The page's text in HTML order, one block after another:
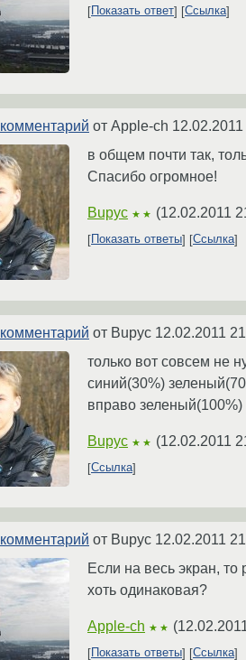
Показать ответ Ссылка
комментарий от Apple-ch
в общем почти так,
Спасибо огромное!
Bupyc ★★ (12.02.2011
Показать ответы
Ссылка
комментарий от Bupyc 12.02.2011
только вот совсем не
синий(30%)
вправо зеленый(100%)
Bupyc ★★ (12.02.2011
Ссылка
комментарий от Bupyc 12.02.2011
Если на весь экран,
хоть одинаковая?
Apple-ch ★★ (
Показать ответы Ссылка